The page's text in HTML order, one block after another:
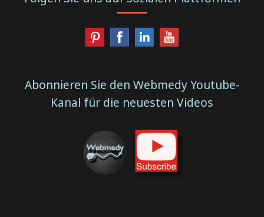
Abonnieren Sie den Webmedy Youtube-
Kanal für die neuesten Videos